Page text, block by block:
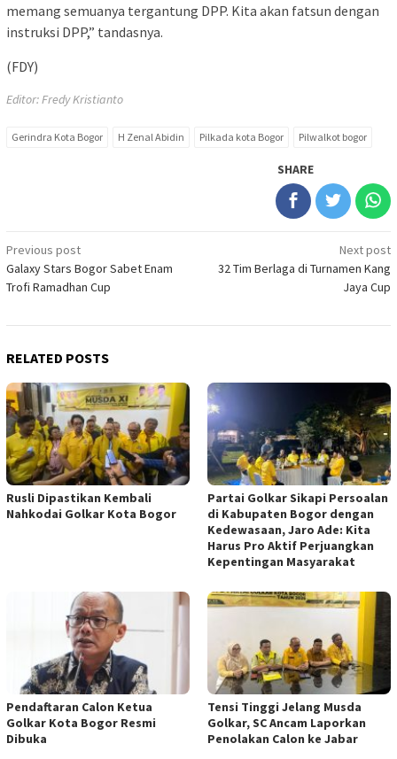
memang semuanya tergantung DPP. Kita akan fatsun dengan
instruksi DPP,” tandasnya.
(FDY)
Editor: Fredy Kristianto
Gerindra Kota Bogor H Zenal Abidin Pilkada kota Bogor Pilwalkot bogor
SHARE
Post
navigation
Previous post
Galaxy Stars Bogor Sabet Enam
Trofi Ramadhan Cup
Next post
32 Tim Berlaga di Turnamen Kang
Jaya Cup
RELATED POSTS
Rusli Dipastikan Kembali
Nahkodai Golkar Kota Bogor
Partai Golkar Sikapi Persoalan
di Kabupaten Bogor dengan
Kedewasaan, Jaro Ade: Kita
Harus Pro Aktif Perjuangkan
Kepentingan Masyarakat
Pendaftaran Calon Ketua
Golkar Kota Bogor Resmi
Dibuka
Tensi Tinggi Jelang Musda
Golkar, SC Ancam Laporkan
Penolakan Calon ke Jabar